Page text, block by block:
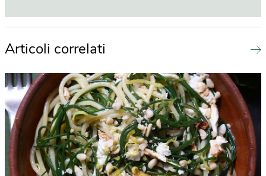
Articoli correlati